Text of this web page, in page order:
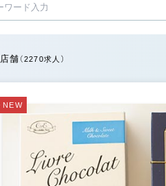
店舗 （2270求人）
NEW